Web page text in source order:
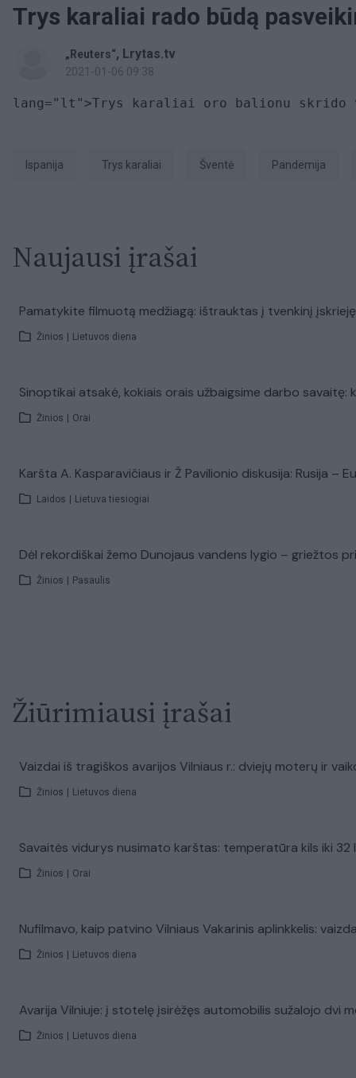
Trys karaliai rado būdą
„Reuters“, Lrytas.tv
2021-01-06 09:38
lang="lt">Trys karaliai oro balionu
Ispanija Trys karaliai Šventė pandemija
Naujausi įrašai
Pamatykite filmuotą medžiagą: ištrauktas į tvenkinį
Žinios | Lietuvos diena
Sinoptikai atsakė, kokiais orais užbaigsime darbo savaitę:
Žinios | Orai
Karšta A. Kasparavičiaus ir Ž Pavilionio diskusija: Rusija –
Laidos | Lietuva tiesiogiai
Dėl rekordiškai žemo Dunojaus vandens lygio – griežtos
Žinios | Pasaulis
Žiūrimiausi įrašai
Vaizdai iš tragiškos avarijos Vilniaus r.: dviejų moterų ir
Žinios | Lietuvos diena
Savaitės vidurys nusimato karštas: temperatūra kils iki 32
Žinios | Orai
Nufilmavo, kaip patvino Vilniaus Vakarinis aplinkkelis:
Žinios | Lietuvos diena
Avarija Vilniuje: į stotelę įsirėžęs automobilis sužalojo dvi
Žinios | Lietuvos diena